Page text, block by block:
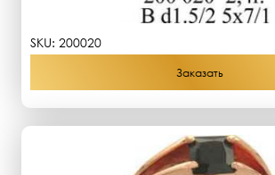
SKU: 200020
Заказать